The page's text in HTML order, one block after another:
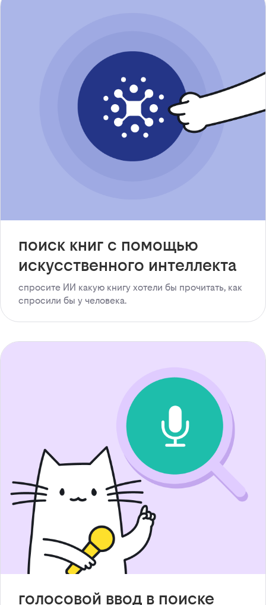
поиск книг с помощью
искусственного интеллекта
спросите ИИ какую книгу хотели бы прочитать, как
спросили бы у человека.
голосовой ввод в поиске